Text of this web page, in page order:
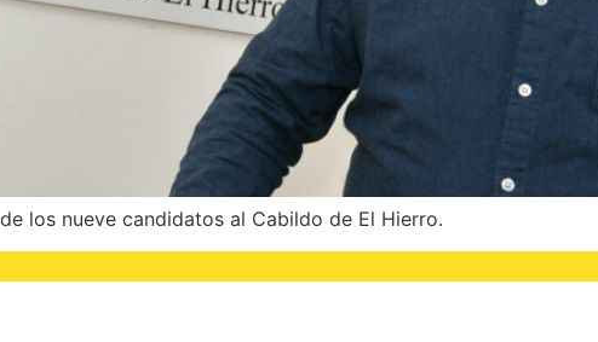
los nueve candidatos al Cabildo de El Hierro.